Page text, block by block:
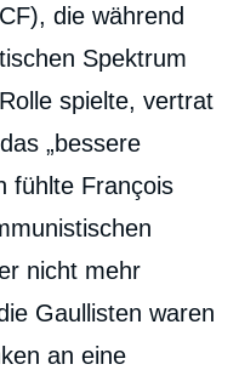
die während
Spektrum
spielte, vertrat
„bessere
fühlte François
nicht mehr
Gaullisten waren
an eine